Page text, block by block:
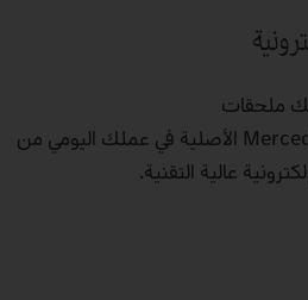
ملحقات
وتعديلات Mercedes‑Benz Trucks الأصلية في عملك اليومي من
عالية التقنية.